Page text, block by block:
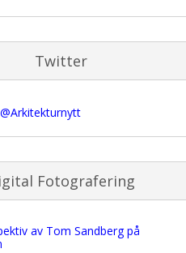
Twitter
Fotografering
av Tom Sandberg på